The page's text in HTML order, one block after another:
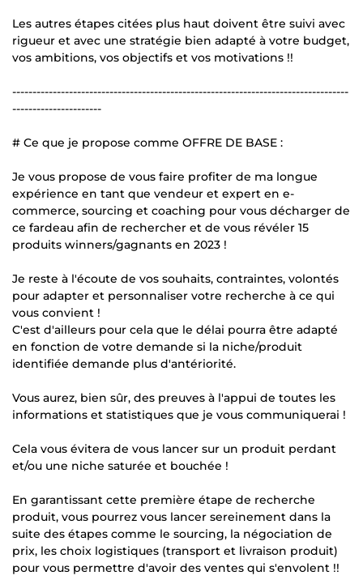
Les autres étapes citées plus haut doivent être suivi avec
rigueur et avec une stratégie bien adapté à votre budget,
vos ambitions, vos objectifs et vos motivations !!
-----------------------------------------------------------------------------------
----------------------
# Ce que je propose comme OFFRE DE BASE :
Je vous propose de vous faire profiter de ma longue
expérience en tant que vendeur et expert en e-
commerce, sourcing et coaching pour vous décharger de
ce fardeau afin de rechercher et de vous révéler 15
produits winners/gagnants en 2023 !
Je reste à l'écoute de vos souhaits, contraintes, volontés
pour adapter et personnaliser votre recherche à ce qui
vous convient !
C'est d'ailleurs pour cela que le délai pourra être adapté
en fonction de votre demande si la niche/produit
identifiée demande plus d'antériorité.
Vous aurez, bien sûr, des preuves à l'appui de toutes les
informations et statistiques que je vous communiquerai !
Cela vous évitera de vous lancer sur un produit perdant
et/ou une niche saturée et bouchée !
En garantissant cette première étape de recherche
produit, vous pourrez vous lancer sereinement dans la
suite des étapes comme le sourcing, la négociation de
prix, les choix logistiques (transport et livraison produit)
pour vous permettre d'avoir des ventes qui s'envolent !!